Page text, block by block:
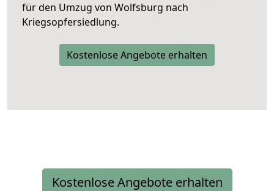
für den Umzug von Wolfsburg nach
Kriegsopfersiedlung.
Kostenlose Angebote erhalten
Kostenlose Angebote erhalten